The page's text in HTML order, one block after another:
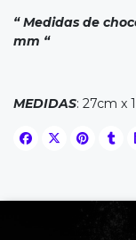
“ Medidas de
mm “
MEDIDAS: 27cm x